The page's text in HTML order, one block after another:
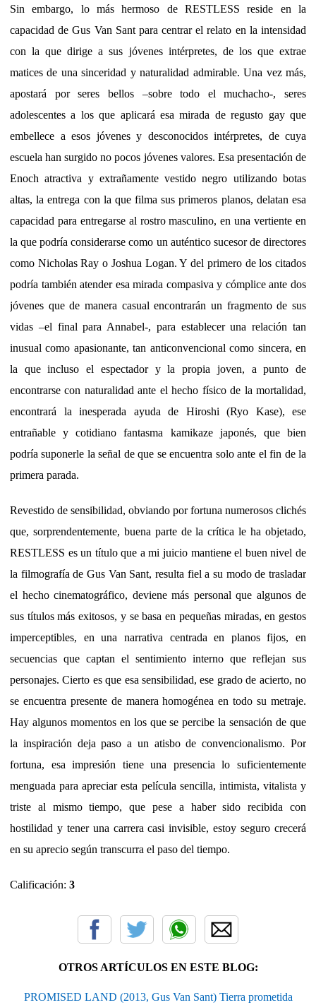
Sin embargo, lo más hermoso de RESTLESS reside en la
capacidad de Gus Van Sant para centrar el relato en la intensidad
con la que dirige a sus jóvenes intérpretes, de los que extrae
matices de una sinceridad y naturalidad admirable. Una vez más,
apostará por seres bellos –sobre todo el muchacho-, seres
adolescentes a los que aplicará esa mirada de regusto gay que
embellece a esos jóvenes y desconocidos intérpretes, de cuya
escuela han surgido no pocos jóvenes valores. Esa presentación de
Enoch atractiva y extrañamente vestido negro utilizando botas
altas, la entrega con la que filma sus primeros planos, delatan esa
capacidad para entregarse al rostro masculino, en una vertiente en
la que podría considerarse como un auténtico sucesor de directores
como Nicholas Ray o Joshua Logan. Y del primero de los citados
podría también atender esa mirada compasiva y cómplice ante dos
jóvenes que de manera casual encontrarán un fragmento de sus
vidas –el final para Annabel-, para establecer una relación tan
inusual como apasionante, tan anticonvencional como sincera, en
la que incluso el espectador y la propia joven, a punto de
encontrarse con naturalidad ante el hecho físico de la mortalidad,
encontrará la inesperada ayuda de Hiroshi (Ryo Kase), ese
entrañable y cotidiano fantasma kamikaze japonés, que bien
podría suponerle la señal de que se encuentra solo ante el fin de la
primera parada.
Revestido de sensibilidad, obviando por fortuna numerosos clichés
que, sorprendentemente, buena parte de la crítica le ha objetado,
RESTLESS es un título que a mi juicio mantiene el buen nivel de
la filmografía de Gus Van Sant, resulta fiel a su modo de trasladar
el hecho cinematográfico, deviene más personal que algunos de
sus títulos más exitosos, y se basa en pequeñas miradas, en gestos
imperceptibles, en una narrativa centrada en planos fijos, en
secuencias que captan el sentimiento interno que reflejan sus
personajes. Cierto es que esa sensibilidad, ese grado de acierto, no
se encuentra presente de manera homogénea en todo su metraje.
Hay algunos momentos en los que se percibe la sensación de que
la inspiración deja paso a un atisbo de convencionalismo. Por
fortuna, esa impresión tiene una presencia lo suficientemente
menguada para apreciar esta película sencilla, intimista, vitalista y
triste al mismo tiempo, que pese a haber sido recibida con
hostilidad y tener una carrera casi invisible, estoy seguro crecerá
en su aprecio según transcurra el paso del tiempo.
Calificación: 3
OTROS ARTÍCULOS EN ESTE BLOG:
PROMISED LAND (2013, Gus Van Sant) Tierra prometida